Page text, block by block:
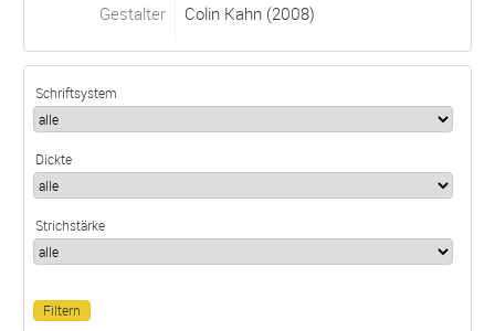
Gestalter Colin Kahn(2008)
Schriftsystem
Dickte
Strichstärke